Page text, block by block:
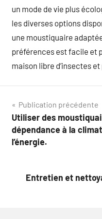
un mode de vie plus
les diverses options
une moustiquaire
préférences est facile et
maison libre d’insectes
Navigation
de
l’article
Publication précédente
Utiliser des
dépendance à la
l’énergie.
Entretien et